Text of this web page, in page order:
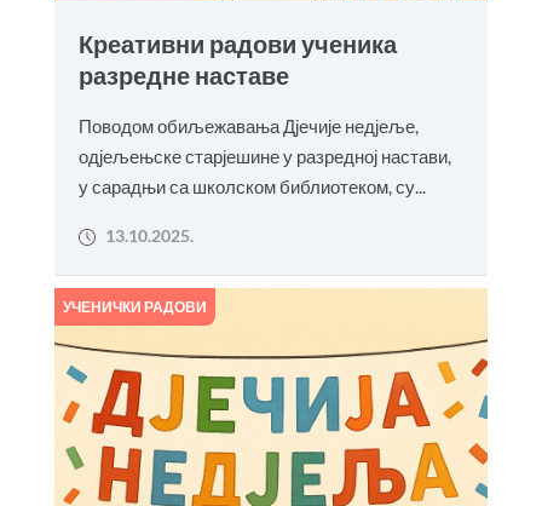
Креативни радови ученика
разредне наставе
Поводом обиљежавања Дјечије недјеље,
одјељењске старјешине у разредној настави,
у сарадњи са школском библиотеком, су...
13.10.2025.
УЧЕНИЧКИ РАДОВИ